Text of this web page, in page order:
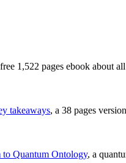
1,522 pages ebook about
takeaways, a 38 pages
Quantum Ontology, a